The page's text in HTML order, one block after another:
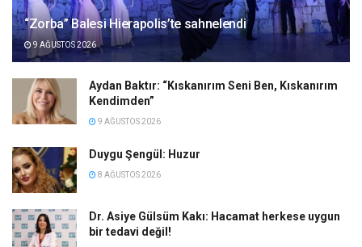
“Zorba” Balesi Hierapolis’te sahnelendi
9 AĞUSTOS 2026
Aydan Baktır: “Kıskanırım Seni Ben, Kıskanırım
Kendimden”
9 AĞUSTOS 2026
Duygu Şengül: Huzur
8 AĞUSTOS 2026
Dr. Asiye Gülsüm Kakı: Hacamat herkese uygun
bir tedavi değil!